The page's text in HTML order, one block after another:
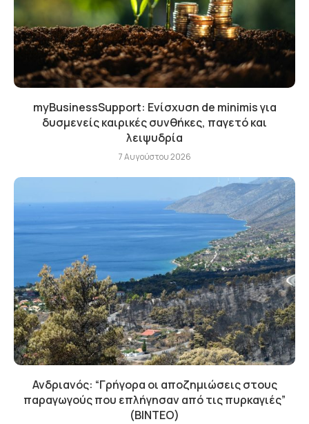
myBusinessSupport: Ενίσχυση de minimis για
δυσμενείς καιρικές συνθήκες, παγετό και
λειψυδρία
7 Αυγούστου 2026
Ανδριανός: “Γρήγορα οι αποζημιώσεις στους
παραγωγούς που επλήγησαν από τις πυρκαγιές”
(BINTEO)